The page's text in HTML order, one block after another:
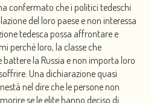
confermato che i politici tedeschi
del loro paese e non interessa
tedesca possa affrontare e
perché loro, la classe che
la Russia e non importa loro
Una dichiarazione quasi
nel dire che le persone non
se le elite hanno deciso di